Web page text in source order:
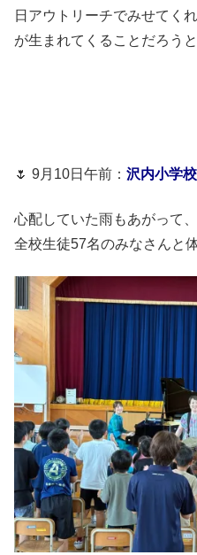
日アウトリーチでみせてく
が生まれてくることだろう
🌷 9月10日午前： 沢内小学校
心配していた雨もあがって
全校生徒57名のみなさんと